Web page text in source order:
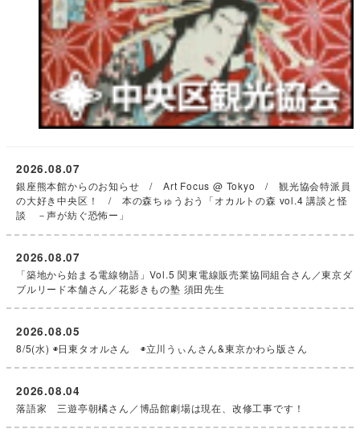
銀座熊本館からのお知らせ / Art Focus @ Tokyo / 観光協会特派員
の大好き中央区！ / 本の森ちゅうおう「オカルトの森 vol.4 講談と怪
談 －声が紡ぐ恐怖ー」
2026.08.07
「築地から始まる電線物語」Vol.5 関東電線販売業協同組合さん／東京ダ
ブルリード本舗さん／花影きもの塾 須田先生
2026.08.07
8/5(水) ◉日東タオルさん ◉立川うぃんさん&東京かわら版さん
2026.08.05
落語家 三遊亭朝橘さん／博品館劇場は現在、改修工事です！
2026.08.04